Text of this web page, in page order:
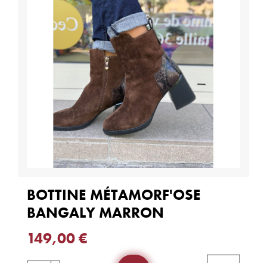
BOTTINE MÉTAMORF'OSE
BANGALY MARRON
149,00 €